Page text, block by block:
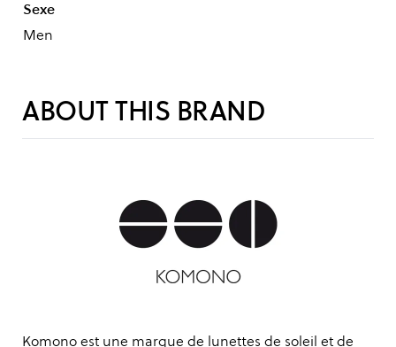
Sexe
Men
ABOUT THIS BRAND
Komono est une marque de lunettes de soleil et de